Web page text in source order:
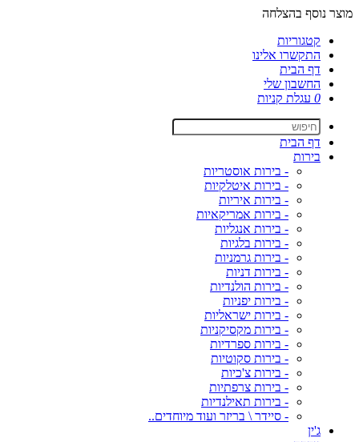
מוצר נוסף בהצלחה
קטגוריות
התקשרו אלינו
דף הבית
החשבון שלי
0 עגלת קניות
דף הבית
בירות
- בירות אוסטריות
- בירות איטלקיות
- בירות איריות
- בירות אמריקאיות
- בירות אנגליות
- בירות בלגיות
- בירות גרמניות
- בירות דניות
- בירות הולנדיות
- בירות יפניות
- בירות ישראליות
- בירות מקסיקניות
- בירות ספרדיות
- בירות סקוטיות
- בירות צ'כיות
- בירות צרפתיות
- בירות תאילנדיות
- סיידר \ בריזר ועוד מיוחדים..
ג'ין